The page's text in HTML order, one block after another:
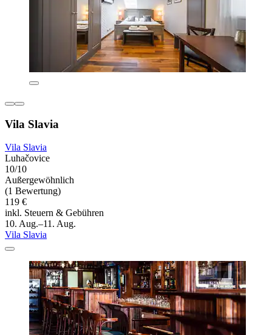
Vila Slavia
Vila Slavia
Luhačovice
10/10
Außergewöhnlich
(1 Bewertung)
119 €
inkl. Steuern & Gebühren
10. Aug.–11. Aug.
Vila Slavia